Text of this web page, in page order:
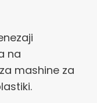
na
mashine za